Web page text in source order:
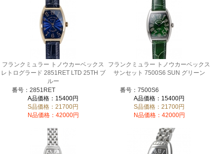
フランクミュラー トノウカーベックス
レトログラード 2851RET LTD 25TH ブ
ルー
番号：2851RET
A品価格：15400円
S品価格：21700円
N品価格：42000円
フランクミュラー トノウカーベックス
サンセット 7500S6 SUN グリーン
番号：7500S6
A品価格：15400円
S品価格：21700円
N品価格：42000円